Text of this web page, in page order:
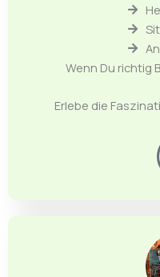
Wenn Du richtig
Erlebe die